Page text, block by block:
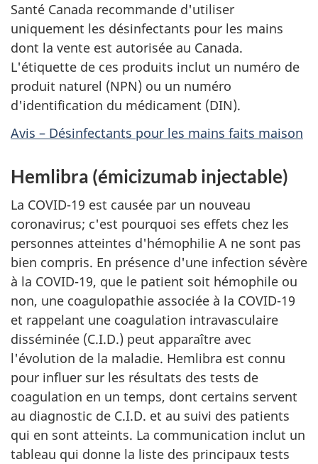
Santé Canada recommande d'utiliser
uniquement les désinfectants pour les mains
dont la vente est autorisée au Canada.
L'étiquette de ces produits inclut un numéro de
produit naturel (NPN) ou un numéro
d'identification du médicament (DIN).
Avis – Désinfectants pour les mains faits maison
Hemlibra (émicizumab injectable)
La COVID-19 est causée par un nouveau
coronavirus; c'est pourquoi ses effets chez les
personnes atteintes d'hémophilie A ne sont pas
bien compris. En présence d'une infection sévère
à la COVID-19, que le patient soit hémophile ou
non, une coagulopathie associée à la COVID-19
et rappelant une coagulation intravasculaire
disséminée (C.I.D.) peut apparaître avec
l'évolution de la maladie. Hemlibra est connu
pour influer sur les résultats des tests de
coagulation en un temps, dont certains servent
au diagnostic de C.I.D. et au suivi des patients
qui en sont atteints. La communication inclut un
tableau qui donne la liste des principaux tests